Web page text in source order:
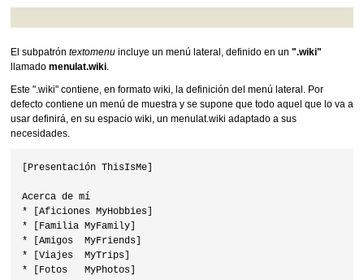
El subpatrón textomenuincluye un menú lateral, definido en un ".wiki"
llamado menulat.wiki.
Este ".wiki" contiene, en formato wiki, la definición del menú lateral. Por
defecto contiene un menú de muestra y se supone que todo aquel que lo va a
usar definirá, en su espacio wiki, un menulat.wiki adaptado a sus
necesidades.
[Presentación ThisIsMe]
Acerca de mí
* [Aficiones MyHobbies]
* [Familia MyFamily]
* [Amigos  MyFriends]
* [Viajes  MyTrips]
* [Fotos   MyPhotos]